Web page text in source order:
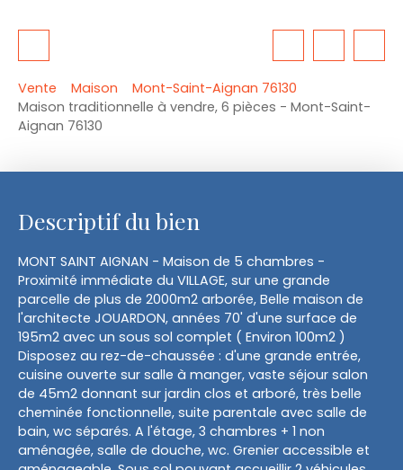
Vente Maison
Mont-Saint-Aignan 76130
Maison traditionnelle à vendre, 6 pièces - Mont-Saint-
Aignan 76130
Descriptif du bien
MONT SAINT AIGNAN - Maison de 5 chambres -
Proximité immédiate du VILLAGE, sur une grande
parcelle de plus de 2000m2 arborée, Belle maison de
l'architecte JOUARDON, années 70' d'une surface de
195m2 avec un sous sol complet ( Environ 100m2 )
Disposez au rez-de-chaussée : d'une grande entrée,
cuisine ouverte sur salle à manger, vaste séjour salon
de 45m2 donnant sur jardin clos et arboré, très belle
cheminée fonctionnelle, suite parentale avec salle de
bain, wc séparés. A l'étage, 3 chambres + 1 non
aménagée, salle de douche, wc. Grenier accessible et